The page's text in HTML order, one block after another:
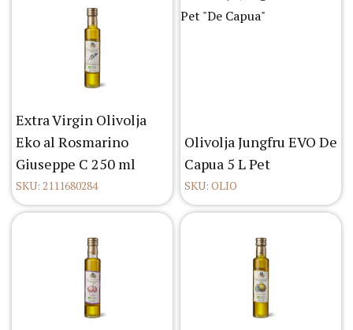
Extra Virgin Olivolja
Eko al Rosmarino
Giuseppe C 250 ml
SKU: 2111680284
Olivolja Jungfru EVO De
Capua 5 L Pet
SKU: OLIO